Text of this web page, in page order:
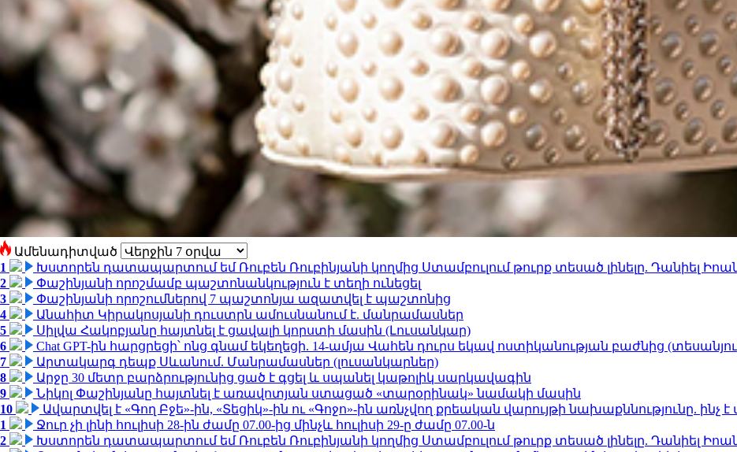
Ամենադիտված
1
Խստորեն դատապարտում եմ Ռուբեն Ռուբինյանի կողմից Ստամբուլում թուրք տեսած լինելը. Դանիել
2
Փաշինյանի որոշմամբ պաշտոնանկություն է տեղի ունեցել
3
Փաշինյանի որոշումներով 7 պաշտոնյա ազատվել է պաշտոնից
4
Անահիտ Կիրակոսյանի դուստրն ամուսնանում է. մանրամասներ
5
Սիլվա Հակոբյանը հայտնել է ցավալի կորստի մասին (Լուսանկար)
6
Chat GPT-ին հարցրեցի՝ ոնց գնամ եկեղեցի. 14-ամյա Վահեն դուրս եկավ ոստիկանության բաժնից
7
Արտակարգ դեպք Սևանում. Մանրամասներ (լուսանկարներ)
8
Արջը 30 մետր բարձրությունից ցած է գցել և սպանել կաթոլիկ սարկավագին
9
Նիկոլ Փաշինյանը հայտնել է առավոտյան ստացած «տարօրինակ» նամակի մասին
10
Ավարտվել է «Գող Բջե»-ին, «Տեցիկ»-ին ու «Գոջո»-ին առնչվող քրեական վարույթի նախաքննությունը. ինչ է
1
Ջուր չի լինի հուլիսի 28-ին ժամը 07.00-ից մինչև հուլիսի 29-ը ժամը 07.00-ն
2
Խստորեն դատապարտում եմ Ռուբեն Ռուբինյանի կողմից Ստամբուլում թուրք տեսած լինելը. Դանիել